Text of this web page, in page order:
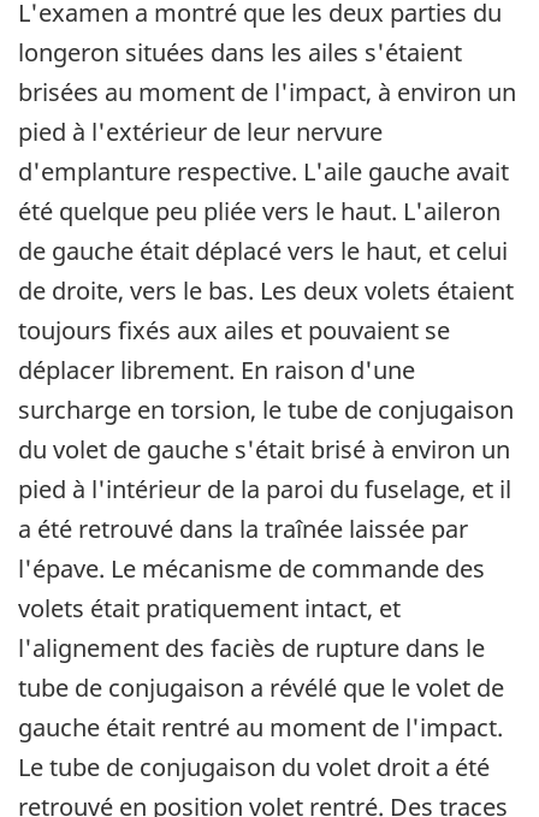
L'examen a montré que les deux parties du
longeron situées dans les ailes s'étaient
brisées au moment de l'impact, à environ un
pied à l'extérieur de leur nervure
d'emplanture respective. L'aile gauche avait
été quelque peu pliée vers le haut. L'aileron
de gauche était déplacé vers le haut, et celui
de droite, vers le bas. Les deux volets étaient
toujours fixés aux ailes et pouvaient se
déplacer librement. En raison d'une
surcharge en torsion, le tube de conjugaison
du volet de gauche s'était brisé à environ un
pied à l'intérieur de la paroi du fuselage, et il
a été retrouvé dans la traînée laissée par
l'épave. Le mécanisme de commande des
volets était pratiquement intact, et
l'alignement des faciès de rupture dans le
tube de conjugaison a révélé que le volet de
gauche était rentré au moment de l'impact.
Le tube de conjugaison du volet droit a été
retrouvé en position volet rentré. Des traces